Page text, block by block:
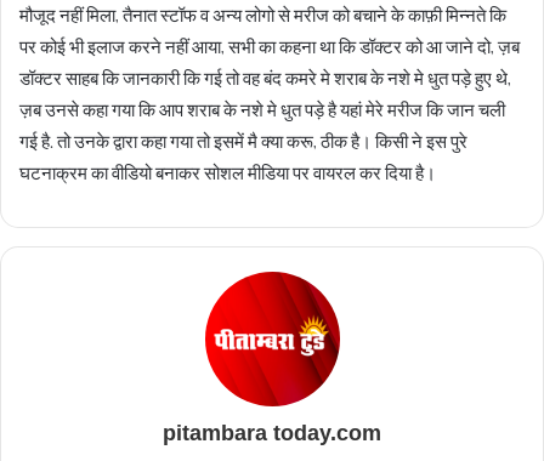
मौजूद नहीं मिला, तैनात स्टॉफ व अन्य लोगो से मरीज को बचाने के काफ़ी मिन्नते कि
पर कोई भी इलाज करने नहीं आया, सभी का कहना था कि डॉक्टर को आ जाने दो, ज़ब
डॉक्टर साहब कि जानकारी कि गई तो वह बंद कमरे मे शराब के नशे मे धुत पड़े हुए थे,
ज़ब उनसे कहा गया कि आप शराब के नशे मे धुत पड़े है यहां मेरे मरीज कि जान चली
गई है. तो उनके द्वारा कहा गया तो इसमें मै क्या करू, ठीक है। किसी ने इस पुरे
घटनाक्रम का वीडियो बनाकर सोशल मीडिया पर वायरल कर दिया है।
pitambara today.com